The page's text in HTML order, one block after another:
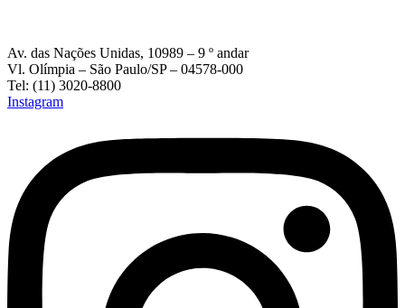
Av. das Nações Unidas, 10989 – 9 º andar
Vl. Olímpia – São Paulo/SP – 04578-000
Tel: (11) 3020-8800
Instagram